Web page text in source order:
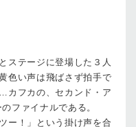
ステージに登場した３人
色い声は飛ばさず拍手で
カフカの、セカンド・ア
ファイナルである。
ー！」という掛け声を合